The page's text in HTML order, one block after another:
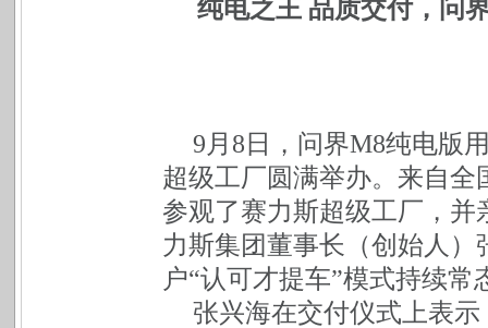
纯电之王 品质交付，问
9 月8日，问界M8纯电版
超级工厂圆满举办。来自
参观了赛力斯超级工厂，
力斯集团董事长（创始人
户“认可才提车”模式持续
张兴海在交付仪式上表示